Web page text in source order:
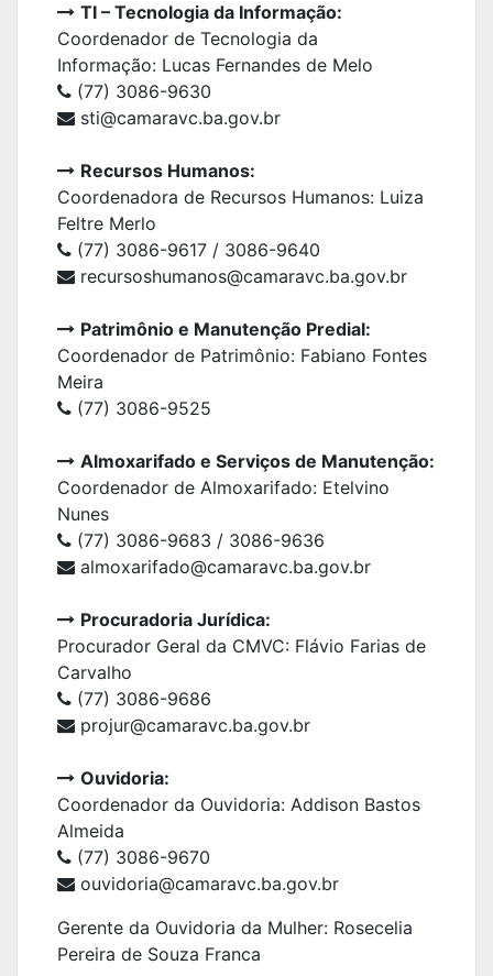
TI – Tecnologia da Informação:
Coordenador de Tecnologia da
Informação: Lucas Fernandes de Melo
(77) 3086-9630
sti@camaravc.ba.gov.br
Recursos Humanos:
Coordenadora de Recursos Humanos: Luiza
Feltre Merlo
(77) 3086-9617 / 3086-9640
recursoshumanos@camaravc.ba.gov.br
Patrimônio e Manutenção Predial:
Coordenador de Patrimônio: Fabiano Fontes
Meira
(77) 3086-9525
Almoxarifado e Serviços de Manutenção:
Coordenador de Almoxarifado: Etelvino
Nunes
(77) 3086-9683 / 3086-9636
almoxarifado@camaravc.ba.gov.br
Procuradoria Jurídica:
Procurador Geral da CMVC: Flávio Farias de
Carvalho
(77) 3086-9686
projur@camaravc.ba.gov.br
Ouvidoria:
Coordenador da Ouvidoria: Addison Bastos
Almeida
(77) 3086-9670
ouvidoria@camaravc.ba.gov.br
Gerente da Ouvidoria da Mulher: Rosecelia
Pereira de Souza Franca